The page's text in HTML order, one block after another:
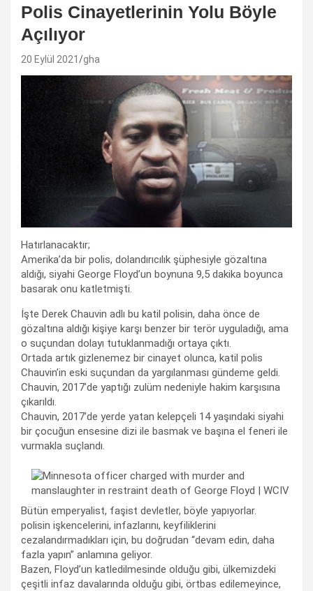
Polis Cinayetlerinin Yolu Böyle
Açılıyor
20 Eylül 2021 gha
Hatırlanacaktır;
Amerika’da bir polis, dolandırıcılık şüphesiyle gözaltına
aldığı, siyahi George Floyd’un boynuna 9,5 dakika boyunca
basarak onu katletmişti.
İşte Derek Chauvin adlı bu katil polisin, daha önce de
gözaltına aldığı kişiye karşı benzer bir terör uyguladığı, ama
o suçundan dolayı tutuklanmadığı ortaya çıktı.
Ortada artık gizlenemez bir cinayet olunca, katil polis
Chauvin’in eski suçundan da yargılanması gündeme geldi.
Chauvin, 2017’de yaptığı zulüm nedeniyle hakim karşısına
çıkarıldı.
Chauvin, 2017’de yerde yatan kelepçeli 14 yaşındaki siyahi
bir çocuğun ensesine dizi ile basmak ve başına el feneri ile
vurmakla suçlandı.
Bütün emperyalist, faşist devletler, böyle yapıyorlar.
polisin işkencelerini, infazlarını, keyfiliklerini
cezalandırmadıkları için, bu doğrudan “devam edin, daha
fazla yapın” anlamına geliyor.
Bazen, Floyd’un katledilmesinde olduğu gibi, ülkemizdeki
çeşitli infaz davalarında olduğu gibi, örtbas edilemeyince,